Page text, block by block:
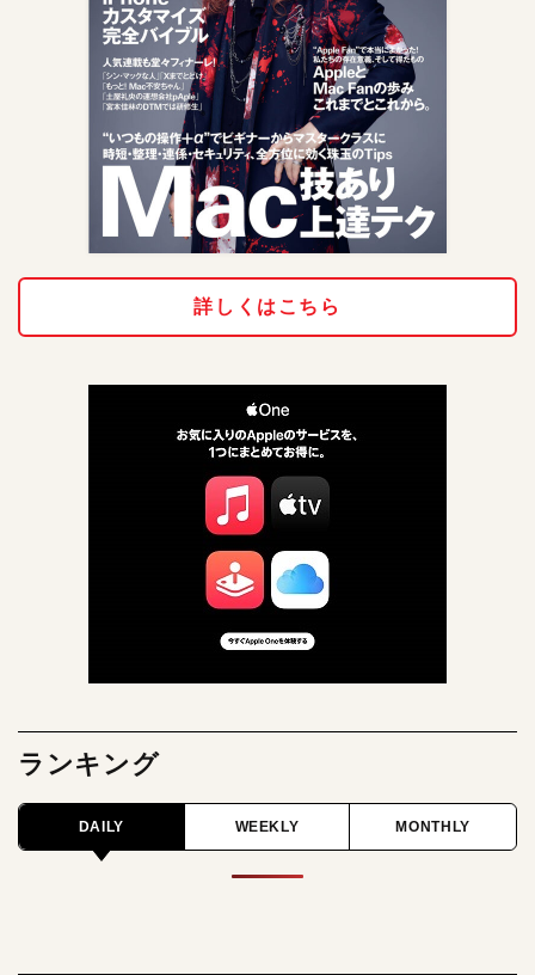
詳しくはこちら
ランキング
DAILY WEEKLY MONTHLY